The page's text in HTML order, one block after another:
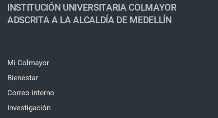
INSTITUCIÓN UNIVERSITARIA COLMAYOR
ADSCRITA A LA ALCALDÍA DE MEDELLÍN
Mi Colmayor
Bienestar
Correo interno
Investigación